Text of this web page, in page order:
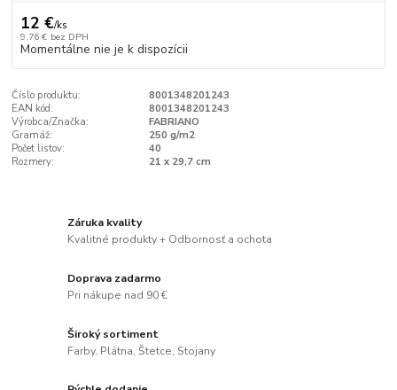
12 €/ks
9,76 € bez DPH
Momentálne nie je k dispozícii
Číslo produktu:
8001348201243
EAN kód:
8001348201243
Výrobca/Značka:
FABRIANO
Gramáž:
250 g/m2
Počet listov:
40
Rozmery:
21 x 29,7 cm
Záruka kvality
Kvalitné produkty + Odbornosť a ochota
Doprava zadarmo
Pri nákupe nad 90 €
Široký sortiment
Farby, Plátna, Štetce, Stojany